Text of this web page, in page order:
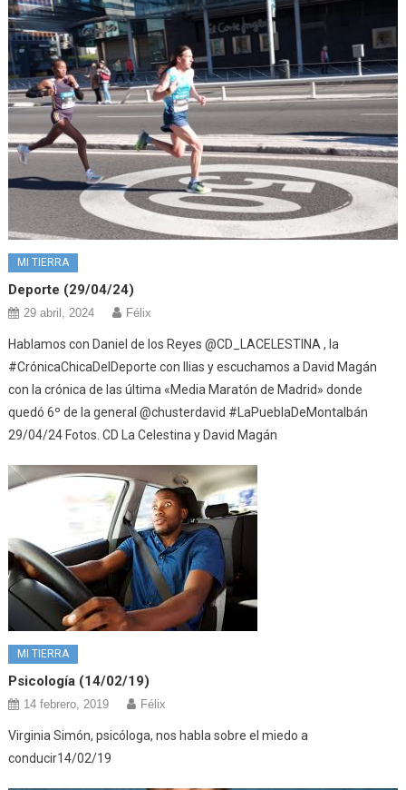
MI TIERRA
Deporte (29/04/24)
29 abril, 2024 Félix
Hablamos con Daniel de los Reyes @CD_LACELESTINA , la
#CrónicaChicaDelDeporte con Ilias y escuchamos a David Magán
con la crónica de las última «Media Maratón de Madrid» donde
quedó 6º de la general @chusterdavid #LaPueblaDeMontalbán
29/04/24 Fotos. CD La Celestina y David Magán
MI TIERRA
Psicología (14/02/19)
14 febrero, 2019 Félix
Virginia Simón, psicóloga, nos habla sobre el miedo a
conducir14/02/19